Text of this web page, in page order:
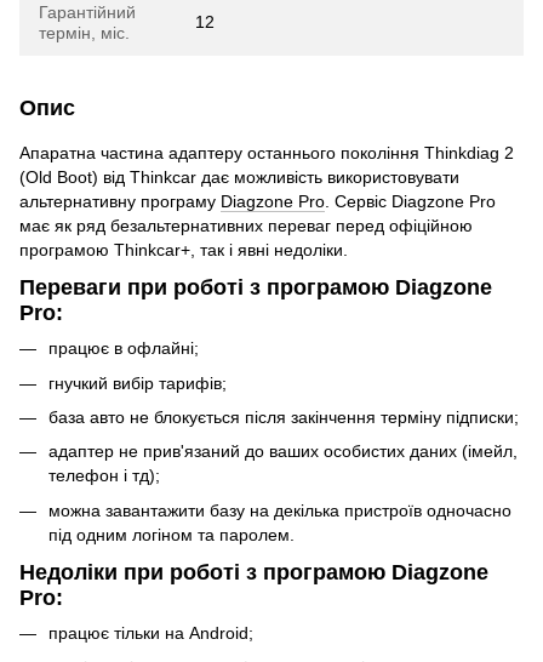
Гарантійний
термін, міс.
12
Опис
Апаратна частина адаптеру останнього покоління Thinkdiag 2
(Old Boot) від Thinkcar дає можливість використовувати
альтернативну програму Diagzone Pro . Сервіс Diagzone Pro
має як ряд безальтернативних переваг перед офіційною
програмою Thinkcar+, так і явні недоліки.
Переваги при роботі з програмою Diagzone
Pro:
працює в офлайні;
гнучкий вибір тарифів;
база авто не блокується після закінчення терміну підписки;
адаптер не прив'язаний до ваших особистих даних (імейл,
телефон і тд);
можна завантажити базу на декілька пристроїв одночасно
під одним логіном та паролем.
Недоліки при роботі з програмою Diagzone
Pro:
працює тільки на Android;